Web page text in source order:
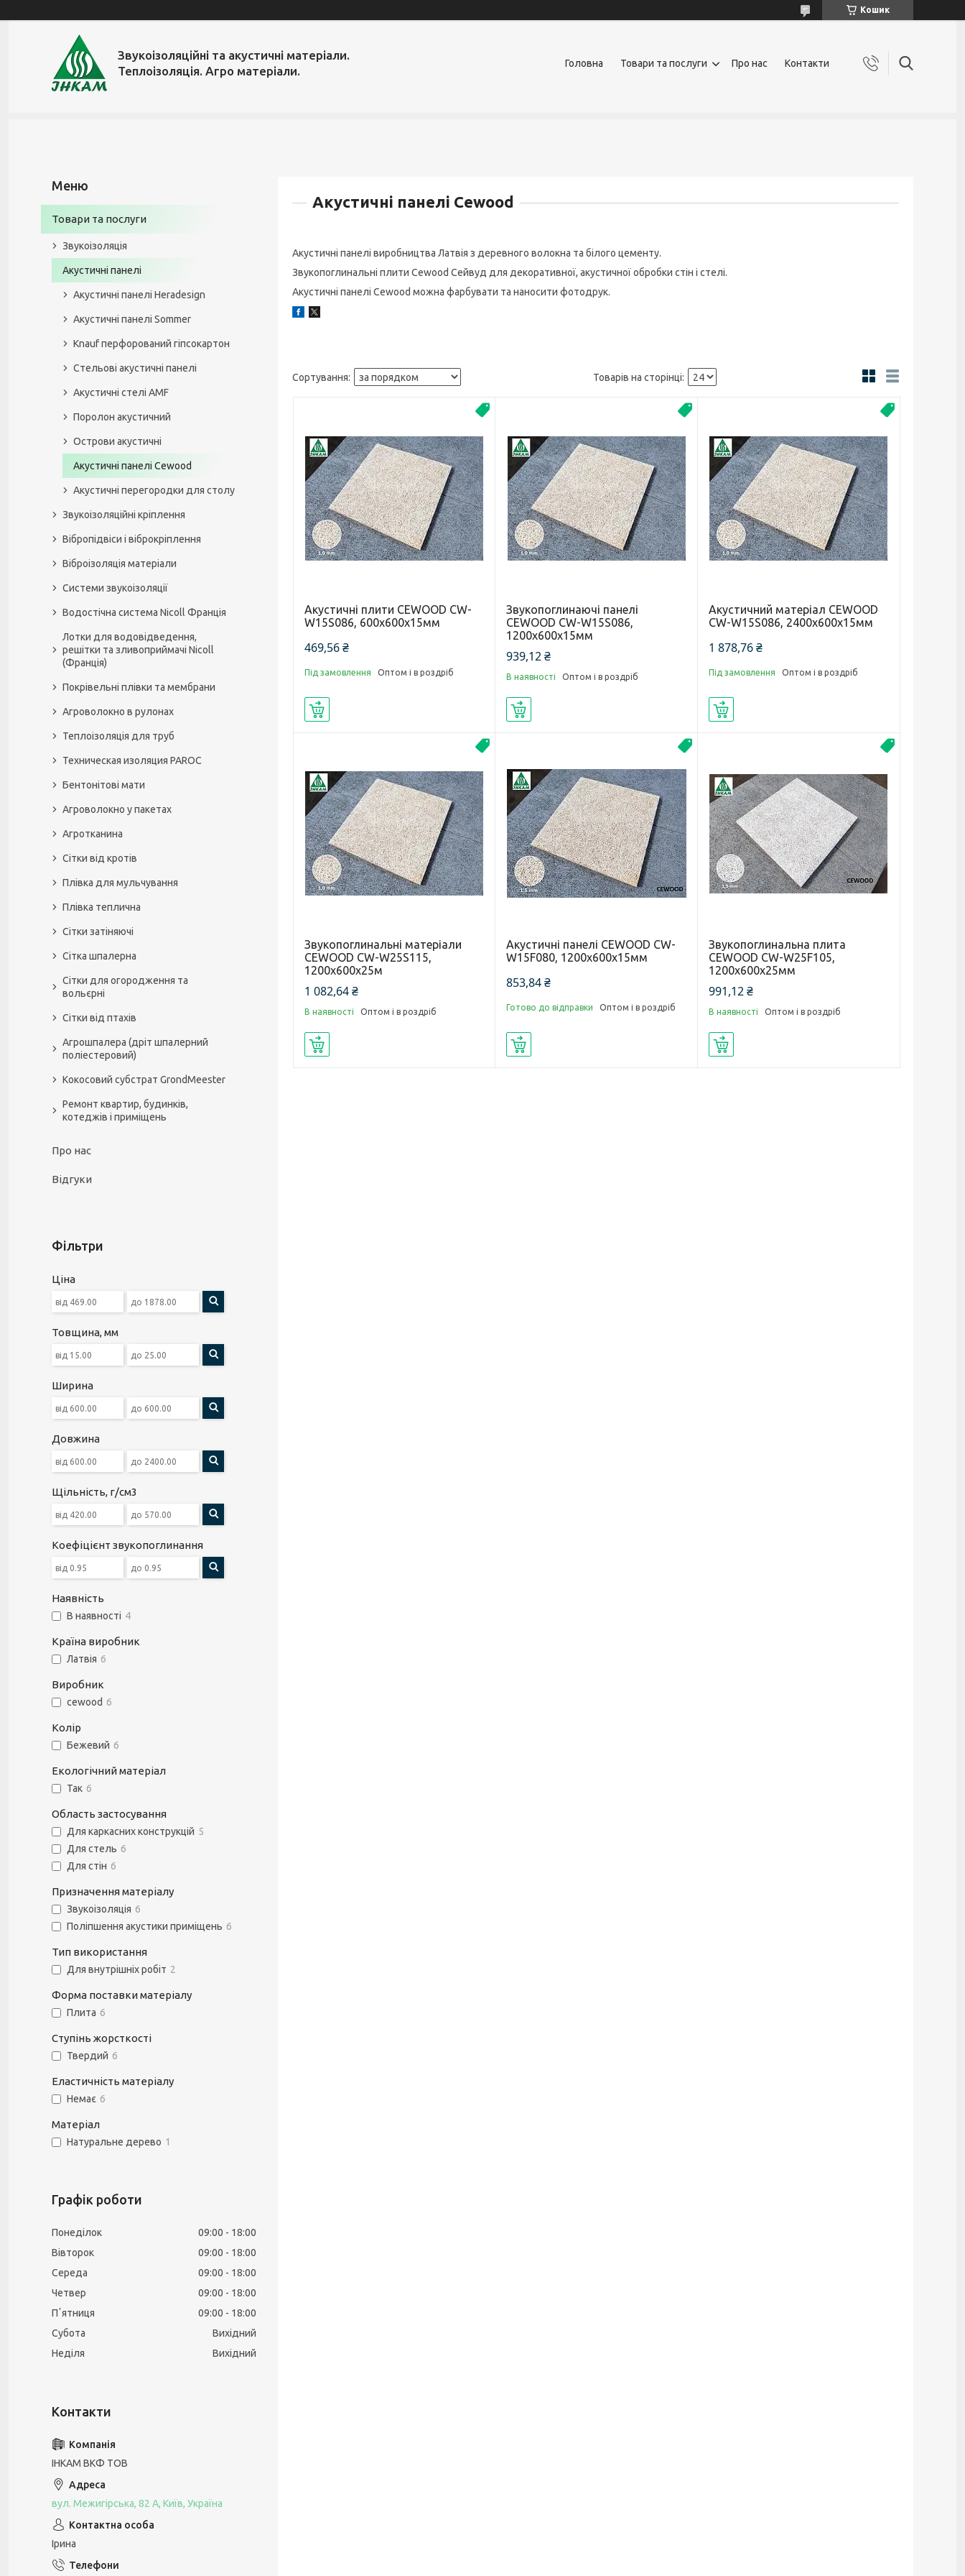
Кошик
Звукоізоляційні та акустичні матеріали.
Теплоізоляція. Агро матеріали.
Головна Товари та послуги Про нас Контакти
Акустичні панелі Cewood
Акустичні панелі виробництва Латвія з деревного волокна та білого цементу.
Звукопоглинальні плити Cewood Сейвуд для декоративної, акустичної обробки стін і стелі.
Акустичні панелі Cewood можна фарбувати та наносити фотодрук.
Акустичні плити CEWOOD CW-
W15S086, 600х600х15мм
469,56 ₴
Під замовлення Оптом і в роздріб
Звукопоглинаючі панелі
CEWOOD CW-W15S086,
1200х600х15мм
939,12 ₴
В наявності Оптом і в роздріб
Акустичний матеріал CEWOOD
CW-W15S086, 2400х600х15мм
1 878,76 ₴
Під замовлення Оптом і в роздріб
Звукопоглинальні матеріали
CEWOOD CW-W25S115,
1200х600х25м
1 082,64 ₴
В наявності Оптом і в роздріб
Акустичні панелі CEWOOD CW-
W15F080, 1200х600х15мм
853,84 ₴
Готово до відправки Оптом і в роздріб
Звукопоглинальна плита
CEWOOD CW-W25F105,
1200х600х25мм
991,12 ₴
В наявності Оптом і в роздріб
Товари та послуги
Звукоізоляція
Акустичні панелі
Акустичні панелі Heradesign
Акустичні панелі Sommer
Knauf перфорований гіпсокартон
Стельові акустичні панелі
Акустичні стелі AMF
Поролон акустичний
Острови акустичні
Акустичні панелі Cewood
Акустичні перегородки для столу
Звукоізоляційні кріплення
Вібропідвіси і віброкріплення
Віброізоляція матеріали
Системи звукоізоляції
Водостічна система Nicoll Франція
Лотки для водовідведення,
решітки та зливоприймачі Nicoll
(Франція)
Покрівельні плівки та мембрани
Агроволокно в рулонах
Теплоізоляція для труб
Техническая изоляция PAROC
Бентонітові мати
Агроволокно у пакетах
Агротканина
Сітки від кротів
Плівка для мульчування
Плівка теплична
Сітки затіняючі
Сітка шпалерна
Сітки для огородження та
вольєрні
Сітки від птахів
Агрошпалера (дріт шпалерний
поліестеровий)
Кокосовий субстрат GrondMeester
Ремонт квартир, будинків,
котеджів і приміщень
Про нас
Відгуки
Фільтри
Ціна
Товщина, мм
Ширина
Довжина
Щільність, г/см3
Коефіцієнт звукопоглинання
Наявність
В наявності 4
Країна виробник
Латвія 6
Виробник
cewood 6
Колір
Бежевий 6
Екологічний матеріал
Так 6
Область застосування
Для каркасних конструкцій 5
Для стель 6
Для стін 6
Призначення матеріалу
Звукоізоляція 6
Поліпшення акустики приміщень 6
Тип використання
Для внутрішніх робіт 2
Форма поставки матеріалу
Плита 6
Ступінь жорсткості
Твердий 6
Еластичність матеріалу
Немає 6
Матеріал
Натуральне дерево 1
Графік роботи
Понеділок 09:00
18:00
Вівторок
09:00
18:00
Середа
09:00
18:00
Четвер
09:00
18:00
Пʼятниця
09:00
18:00
Субота
Вихідний
Неділя
Вихідний
ІНКАМ ВКФ ТОВ
вул. Межигірська, 82 А, Київ, Україна
Ірина